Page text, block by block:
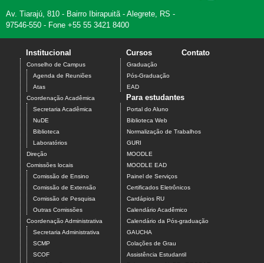
Av. Tiarajú, 810 - Bairro Ibirapuitã - Alegrete, RS -
97546-550 - Fone +55 55 3421 8400
Institucional
Conselho de Campus
Agenda de Reuniões
Atas
Coordenação Acadêmica
Secretaria Acadêmica
NuDE
Biblioteca
Laboratórios
Direção
Comissões locais
Comissão de Ensino
Comissão de Extensão
Comissão de Pesquisa
Outras Comissões
Coordenação Administrativa
Secretaria Administrativa
SCMP
SCOF
Cursos
Graduação
Pós-Graduação
EAD
Contato
Para estudantes
Portal do Aluno
Biblioteca Web
Normalização de Trabalhos
GURI
MOODLE
MOODLE EAD
Painel de Serviços
Certificados Eletrônicos
Cardápios RU
Calendário Acadêmico
Calendário da Pós-graduação
GAUCHA
Colações de Grau
Assistência Estudantil